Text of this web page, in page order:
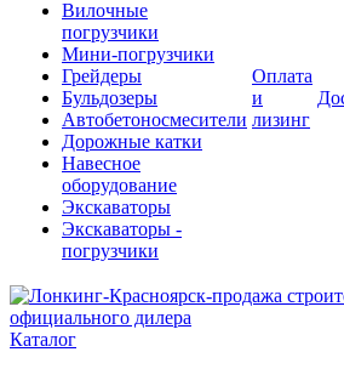
Вилочные
погрузчики
Мини-погрузчики
Грейдеры
Бульдозеры
Автобетоносмесители
Дорожные катки
Навесное
оборудование
Экскаваторы
Экскаваторы -
погрузчики
Оплата
и
лизинг
Каталог